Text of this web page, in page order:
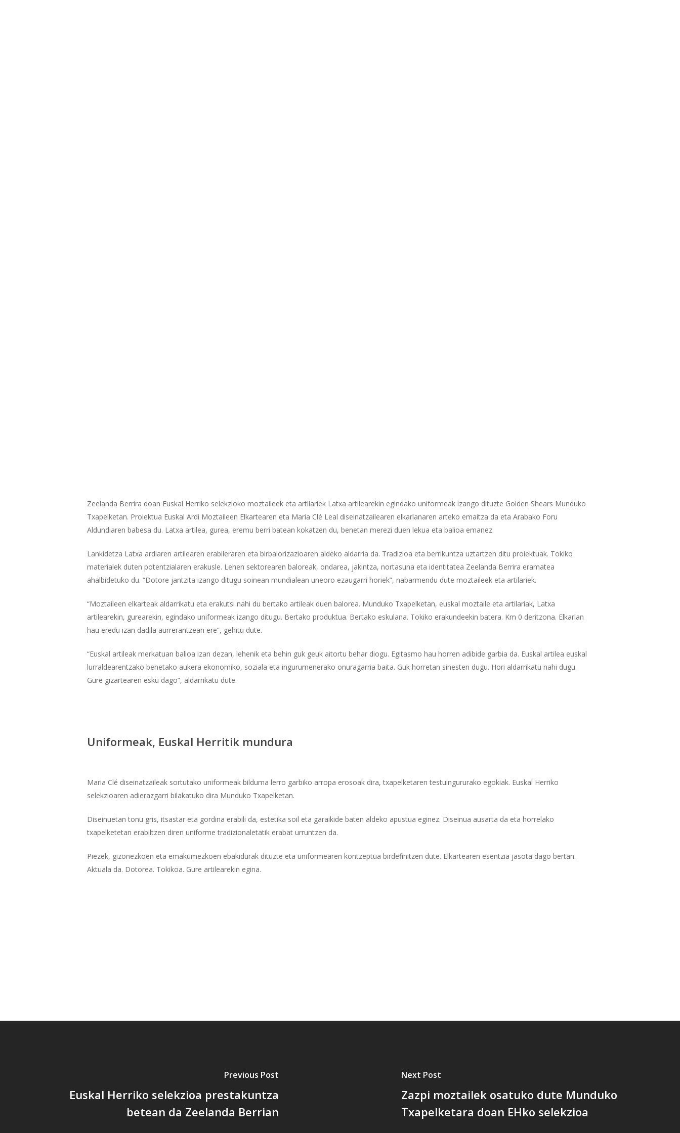
Zeelanda Berrira doan Euskal Herriko selekzioko moztaileek eta artilariek Latxa artilearekin egindako uniformeak izango dituzte Golden Shears Munduko
Txapelketan. Proiektua Euskal Ardi Moztaileen Elkartearen eta Maria Clé Leal diseinatzailearen elkarlanaren arteko emaitza da eta Arabako Foru
Aldundiaren babesa du. Latxa artilea, gurea, eremu berri batean kokatzen du, benetan merezi duen lekua eta balioa emanez.
Lankidetza Latxa ardiaren artilearen erabileraren eta birbalorizazioaren aldeko aldarria da. Tradizioa eta berrikuntza uztartzen ditu proiektuak. Tokiko
materialek duten potentzialaren erakusle. Lehen sektorearen baloreak, ondarea, jakintza, nortasuna eta identitatea Zeelanda Berrira eramatea
ahalbidetuko du. “Dotore jantzita izango ditugu soinean mundialean uneoro ezaugarri horiek”, nabarmendu dute moztaileek eta artilariek.
“Moztaileen elkarteak aldarrikatu eta erakutsi nahi du bertako artileak duen balorea. Munduko Txapelketan, euskal moztaile eta artilariak, Latxa
artilearekin, gurearekin, egindako uniformeak izango ditugu. Bertako produktua. Bertako eskulana. Tokiko erakundeekin batera. Km 0 deritzona. Elkarlan
hau eredu izan dadila aurrerantzean ere”, gehitu dute.
“Euskal artileak merkatuan balioa izan dezan, lehenik eta behin guk geuk aitortu behar diogu. Egitasmo hau horren adibide garbia da. Euskal artilea euskal
lurraldearentzako benetako aukera ekonomiko, soziala eta ingurumenerako onuragarria baita. Guk horretan sinesten dugu. Hori aldarrikatu nahi dugu.
Gure gizartearen esku dago”, aldarrikatu dute.
Uniformeak, Euskal Herritik mundura
Maria Clé diseinatzaileak sortutako uniformeak bilduma lerro garbiko arropa erosoak dira, txapelketaren testuingururako egokiak. Euskal Herriko
selekzioaren adierazgarri bilakatuko dira Munduko Txapelketan.
Diseinuetan tonu gris, itsastar eta gordina erabili da, estetika soil eta garaikide baten aldeko apustua eginez. Diseinua ausarta da eta horrelako
txapelketetan erabiltzen diren uniforme tradizionaletatik erabat urruntzen da.
Piezek, gizonezkoen eta emakumezkoen ebakidurak dituzte eta uniformearen kontzeptua birdefinitzen dute. Elkartearen esentzia jasota dago bertan.
Aktuala da. Dotorea. Tokikoa. Gure artilearekin egina.
Previous Post
Euskal Herriko selekzioa prestakuntza
betean da Zeelanda Berrian
Next Post
Zazpi moztailek osatuko dute Munduko
Txapelketara doan EHko selekzioa